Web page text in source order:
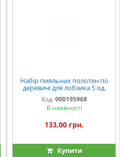
Набір пияльних полотен по
деревині для лобзика 5 од.
INGCO
Код: 000195968
В наявності
133,00 грн.
Купити